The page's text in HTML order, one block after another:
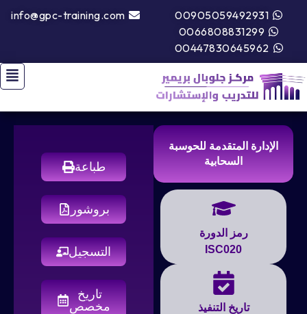
00905059492931
0066808831299
00447830645962
info@gpc-training.com
الإدارة المتقدمة للحوسبة
السحابية
رمز الدورة
ISC020
تاريخ التنفيذ
طباعة
بروشور
التسجيل
تاريخ
مخصص